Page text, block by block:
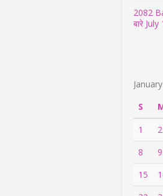
2082
बारे July
S
1
2
8
9
15